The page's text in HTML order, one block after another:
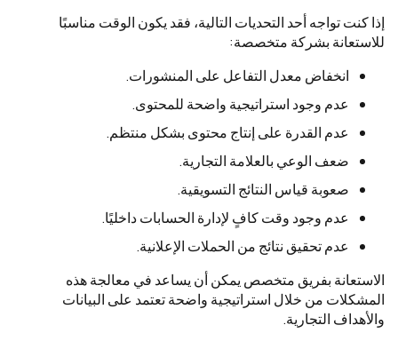
إذا كنت تواجه أحد التحديات التالية، فقد يكون الوقت مناسبًا
للاستعانة بشركة متخصصة:
انخفاض معدل التفاعل على المنشورات.
عدم وجود استراتيجية واضحة للمحتوى.
عدم القدرة على إنتاج محتوى بشكل منتظم.
ضعف الوعي بالعلامة التجارية.
صعوبة قياس النتائج التسويقية.
عدم وجود وقت كافٍ لإدارة الحسابات داخليًا.
عدم تحقيق نتائج من الحملات الإعلانية.
الاستعانة بفريق متخصص يمكن أن يساعد في معالجة هذه
المشكلات من خلال استراتيجية واضحة تعتمد على البيانات
والأهداف التجارية.